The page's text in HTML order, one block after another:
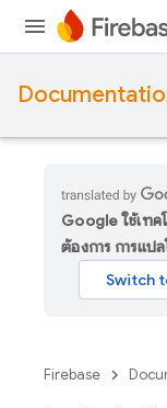
Google ใช้เทค
ต้องการ การแป
Firebase